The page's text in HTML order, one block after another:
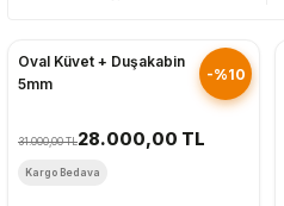
-%10
Oval Küvet + Duşakabin
5mm
31.000,00 TL28.000,00 TL
Kargo Bedava